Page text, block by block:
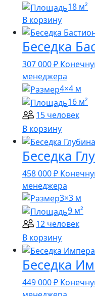
18 м²
В корзину
Беседка
307 000₽
менеджера
4×4 м
16 м²
15 человек
В корзину
Беседка
458 000₽
менеджера
3×3 м
9 м²
12 человек
В корзину
Беседка
449 000₽